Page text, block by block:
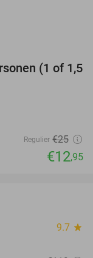
48%
(1 of 1,5
Regulier €25
€12,95
9.7 star